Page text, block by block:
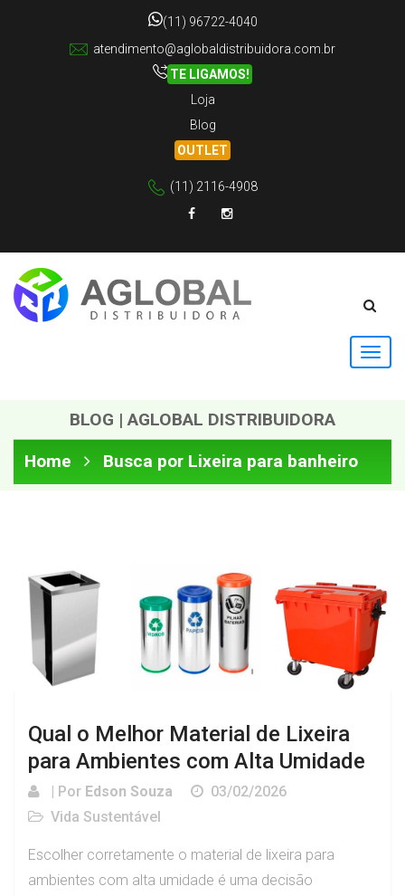
(11) 96722-4040
atendimento@aglobaldistribuidora.com.br
TE LIGAMOS!
Loja
Blog
OUTLET
(11) 2116-4908
BLOG | AGLOBAL DISTRIBUIDORA
Home
Busca por Lixeira para banheiro
Qual o Melhor Material de Lixeira
para Ambientes com Alta Umidade
| Por Edson Souza
03/02/2026
Vida Sustentável
Escolher corretamente o material de lixeira para
ambientes com alta umidade é uma decisão